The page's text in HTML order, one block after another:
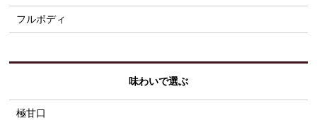
フルボディ
味わいで選ぶ
極甘口